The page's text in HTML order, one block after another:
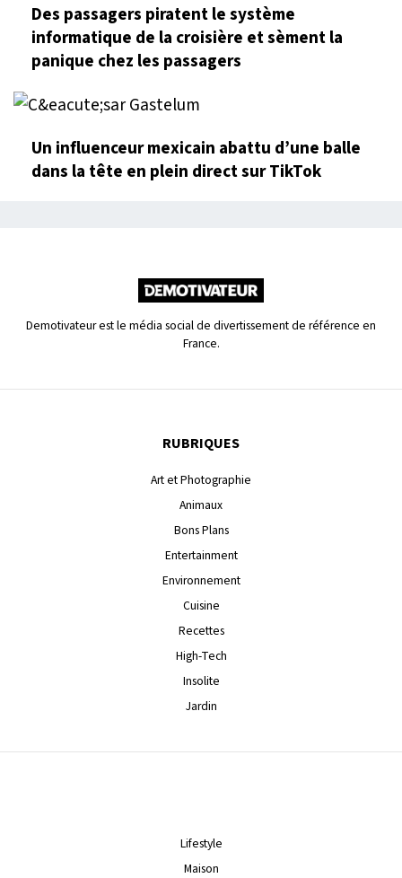
Des passagers piratent le système
informatique de la croisière et sèment la
panique chez les passagers
Un influenceur mexicain abattu d’une balle
dans la tête en plein direct sur TikTok
Demotivateur est le média social de divertissement de référence en
France.
RUBRIQUES
Art et Photographie
Animaux
Bons Plans
Entertainment
Environnement
Cuisine
Recettes
High-Tech
Insolite
Jardin
Lifestyle
Maison